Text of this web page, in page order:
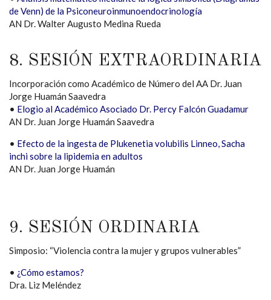
de Venn) de la Psiconeuroinmunoendocrinología
AN Dr. Walter Augusto Medina Rueda
8. SESIÓN EXTRAORDINARIA
Incorporación como Académico de Número del AA Dr. Juan
Jorge Huamán Saavedra
• Elogio al Académico Asociado Dr. Percy Falcón Guadamur
AN Dr. Juan Jorge Huamán Saavedra
• Efecto de la ingesta de Plukenetia volubilis Linneo, Sacha
inchi sobre la lipidemia en adultos
AN Dr. Juan Jorge Huamán
9. SESIÓN ORDINARIA
Simposio: “Violencia contra la mujer y grupos vulnerables”
• ¿Cómo estamos?
Dra. Liz Meléndez